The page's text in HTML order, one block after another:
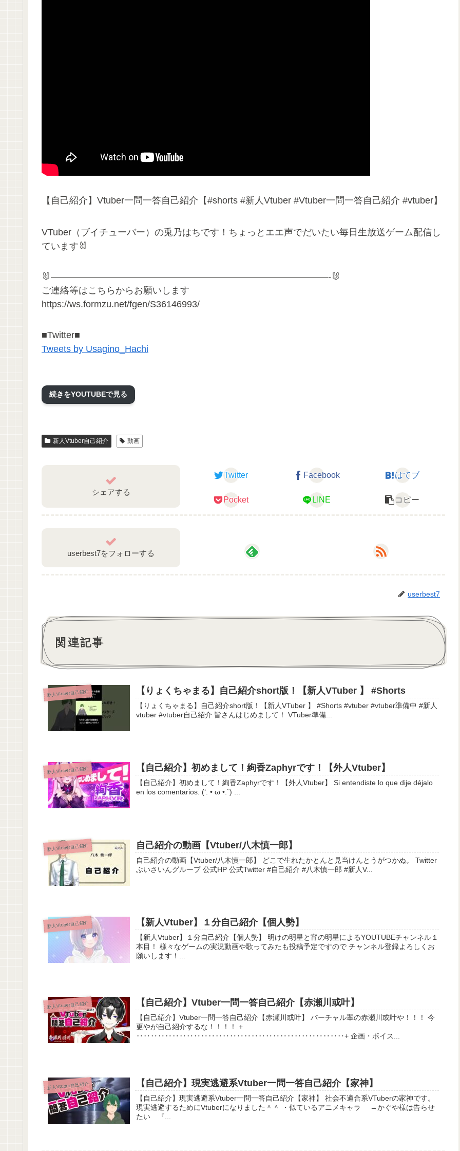
【自己紹介】Vtuber一問一答自己紹介【#shorts #新人Vtuber​ #Vtuber一問一答自己紹介 #vtuber】
VTuber（ブイチューバー）の兎乃はちです！ちょっとエエ声でだいたい毎日生放送ゲーム配信し
ています🐰
🐰——————————————————————————————-🐰
ご連絡等はこちらからお願いします
https://ws.formzu.net/fgen/S36146993/
■Twitter■
Tweets by Usagino_Hachi
続きをYOUTUBEで見る
新人Vtuber自己紹介 動画
シェアする
Twitter Facebook はてブ
Pocket LINE コピー
userbest7をフォローする
userbest7
関連記事
新人Vtuber自己紹介 【りょくちゃまる】自己紹介short版！【新人VTuber 】 #Shorts
【りょくちゃまる】自己紹介short版！【新人VTuber 】 #Shorts #vtuber #vtuber準備中 #新人
vtuber #vtuber自己紹介 皆さんはじめまして！ VTuber準備...
新人Vtuber自己紹介 【自己紹介】初めまして！絢香Zaphyrです！【外人Vtuber】
【自己紹介】初めまして！絢香Zaphyrです！【外人Vtuber】 Si entendiste lo que dije déjalo
en los comentarios. (‘. • ω •.`) ...
新人Vtuber自己紹介 自己紹介の動画【Vtuber/八木慎一郎】
自己紹介の動画【Vtuber/八木慎一郎】 どこで生れたかとんと見当けんとうがつかぬ。 Twitter
ぶいさいんグループ 公式HP 公式Twitter #自己紹介 #八木慎一郎 #新人V...
新人Vtuber自己紹介 【新人Vtuber】１分自己紹介【個人勢】
【新人Vtuber】１分自己紹介【個人勢】 明けの明星と宵の明星によるYOUTUBEチャンネル１
本目！ 様々なゲームの実況動画や歌ってみたも投稿予定ですので チャンネル登録よろしくお
願いします！...
新人Vtuber自己紹介 【自己紹介】Vtuber一問一答自己紹介【赤瀬川或叶】
【自己紹介】Vtuber一問一答自己紹介【赤瀬川或叶】 バーチャル輩の赤瀬川或叶や！！！ 今
更やが自己紹介するな！！！！ +
‥‥‥‥‥‥‥‥‥‥‥‥‥‥‥‥‥‥‥‥‥‥‥‥‥‥‥‥‥+ 企画・ボイス...
新人Vtuber自己紹介 【自己紹介】現実逃避系Vtuber一問一答自己紹介【家神】
【自己紹介】現実逃避系Vtuber一問一答自己紹介【家神】 社会不適合系VTuberの家神です。
現実逃避するためにVtuberになりました＾＾ ・似ているアニメキャラ →かぐや様は告らせ
たい 『...